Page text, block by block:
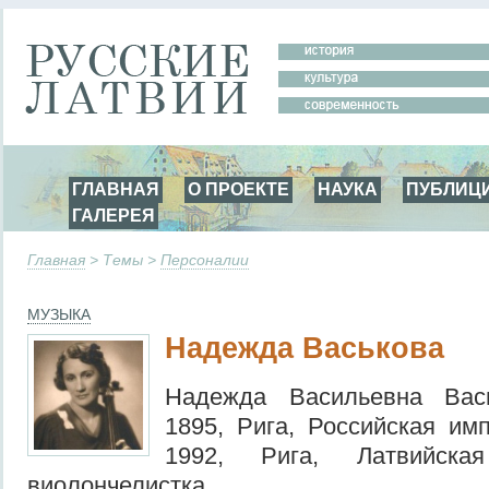
ГЛАВНАЯ О ПРОЕКТЕ НАУКА
ГАЛЕРЕЯ
Главная > Темы > Персоналии
МУЗЫКА
Надежда Васькова
Надежда Васильевна
1895, Рига, Российская
1992, Рига,